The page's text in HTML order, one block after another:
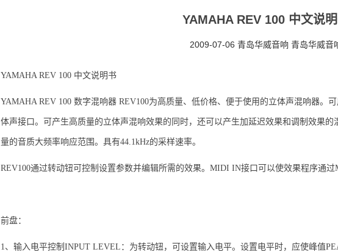
YAMAHA REV 100 中文说
2009-07-06 青岛华威音响 青岛华威音
YAMAHA REV 100 中文说明书
YAMAHA REV 100 数字混响器 REV100为高质量、低价格、便于使用的立体声混响器。
体声接口。可产生高质量的立体声混响效果的同时，还可以产生加延迟效果和调制效果
量的音质大频率响应范围。具有44.1kHz的采样速率。
REV100通过转动钮可控制设置参数并编辑所需的效果。MIDI IN接口可以使效果程序通过
前盘：
1、输入电平控制INPUT LEVEL：为转动钮，可设置输入电平。设置电平时，应使峰值